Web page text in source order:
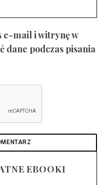
e-mail i witrynę w
dane podczas pisania
EBOOKI